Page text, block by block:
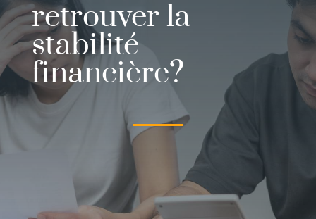
retrouver la
stabilité
financière?